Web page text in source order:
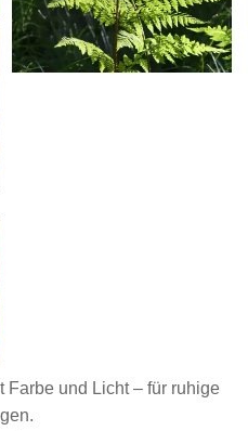
Farbe und Licht – für ruhige